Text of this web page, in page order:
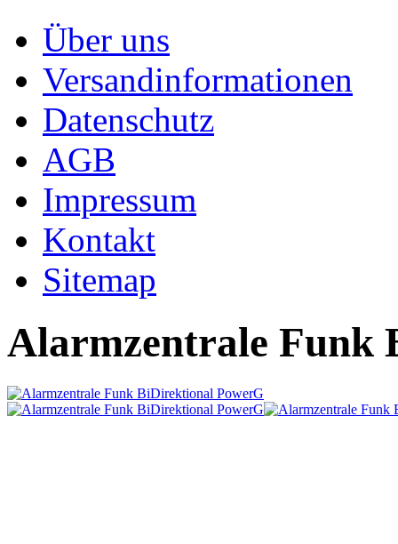
Über uns
Versandinformationen
Datenschutz
AGB
Impressum
Kontakt
Sitemap
Alarmzentrale Funk